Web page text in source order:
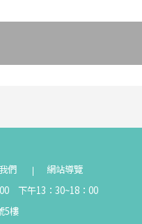
們
網站導覽
下午13：30~18：00
5樓